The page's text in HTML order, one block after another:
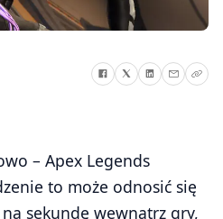
– Apex Legends
to może odnosić się
sekundę wewnątrz gry,